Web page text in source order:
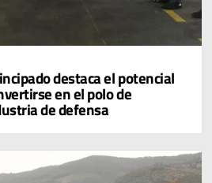
destaca el potencial
en el polo de
de defensa